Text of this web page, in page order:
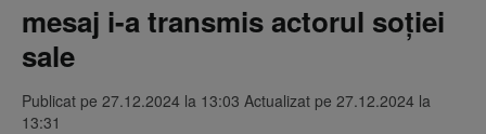
mesaj i-a transmis actorul soției
sale
Publicat pe 27.12.2024 la 13:03 Actualizat pe 27.12.2024 la
13:31